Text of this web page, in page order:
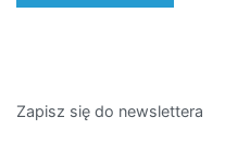
Zapisz się do newslettera